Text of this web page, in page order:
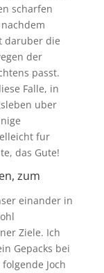
scharfen
daruber die
der
passt.
Falle, in
uber
fur
das Gute!
zum
einander in
Ziele. Ich
Gepacks bei
Joch